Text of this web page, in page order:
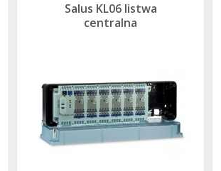
Salus KL06 listwa
centralna